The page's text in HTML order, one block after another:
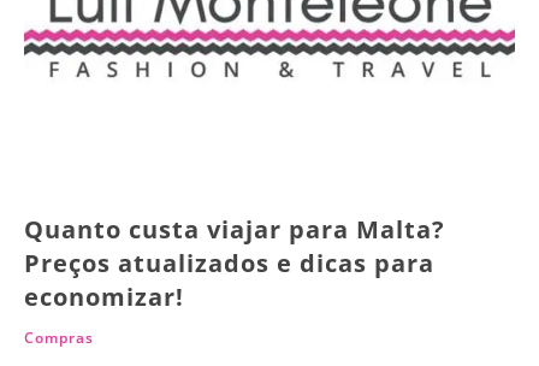
Quanto custa viajar para Malta?
Preços atualizados e dicas para
economizar!
Compras